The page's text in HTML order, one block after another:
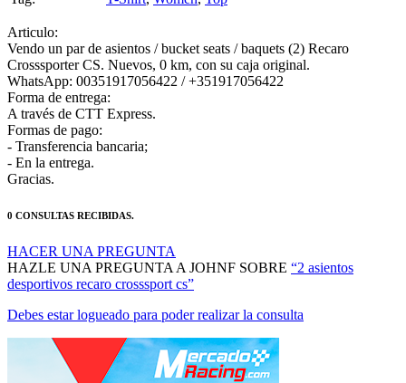
Articulo:
Vendo un par de asientos / bucket seats / baquets (2) Recaro
Crosssporter CS. Nuevos, 0 km, con su caja original.
WhatsApp: 00351917056422 / +351917056422
Forma de entrega:
A través de CTT Express.
Formas de pago:
- Transferencia bancaria;
- En la entrega.
Gracias.
HAZLE UNA PREGUNTA A JOHNF SOBRE
desportivos recaro crosssport cs”
Debes estar logueado para poder realizar la consulta